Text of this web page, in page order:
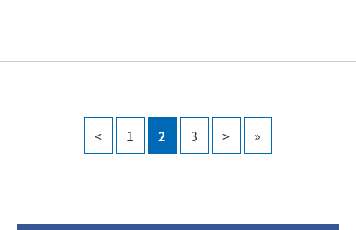
< 1 2 3 > »